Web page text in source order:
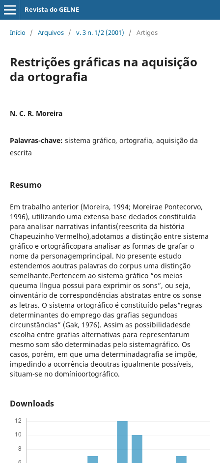
Revista do GELNE
Início / Arquivos / v. 3 n. 1/2 (2001) / Artigos
Restrições gráficas na aquisição
da ortografia
N. C. R. Moreira
Palavras-chave: sistema gráfico, ortografia, aquisição da
escrita
Resumo
Em trabalho anterior (Moreira, 1994; Moreirae Pontecorvo,
1996), utilizando uma extensa base dedados constituída
para analisar narrativas infantis(reescrita da história
Chapeuzinho Vermelho),adotamos a distinção entre sistema
gráfico e ortográficopara analisar as formas de grafar o
nome da personagemprincipal. No presente estudo
estendemos aoutras palavras do corpus uma distinção
semelhante.Pertencem ao sistema gráfico “os meios
queuma língua possui para exprimir os sons”, ou seja,
oinventário de correspondências abstratas entre os sonse
as letras. O sistema ortográfico é constituído pelas“regras
determinantes do emprego das grafias segundoas
circunstâncias” (Gak, 1976). Assim as possibilidadesde
escolha entre grafias alternativas para representarum
mesmo som são determinadas pelo sistemagráfico. Os
casos, porém, em que uma determinadagrafia se impõe,
impedindo a ocorrência deoutras igualmente possíveis,
situam-se no domínioortográfico.
Downloads